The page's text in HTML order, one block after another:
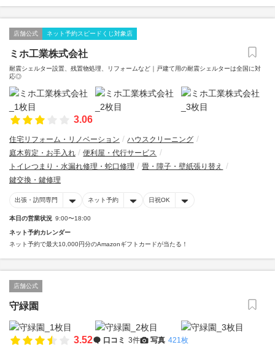
店舗公式 ネット予約スピードくじ対象店
ミホ工業株式会社
耐震シェルター設置、残置物処理、リフォームなど｜戸建て用の耐震シェルターは全国に対
応◎
3.06
住宅リフォーム・リノベーション
ハウスクリーニング
庭木剪定・お手入れ
便利屋・代行サービス
トイレつまり・水漏れ修理・蛇口修理
畳・障子・壁紙張り替え
鍵交換・鍵修理
出張・訪問専門 ネット予約 日祝OK
本日の営業状況 9:00〜18:00
ネット予約カレンダー
ネット予約で最大10,000円分のAmazonギフトカードが当たる！
店舗公式
守緑園
3.52 口コミ 3件 写真 421枚